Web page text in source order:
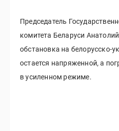
Председатель
комитета Беларуси
обстановка на белорусско-
остается напряженной, а
в усиленном режиме.